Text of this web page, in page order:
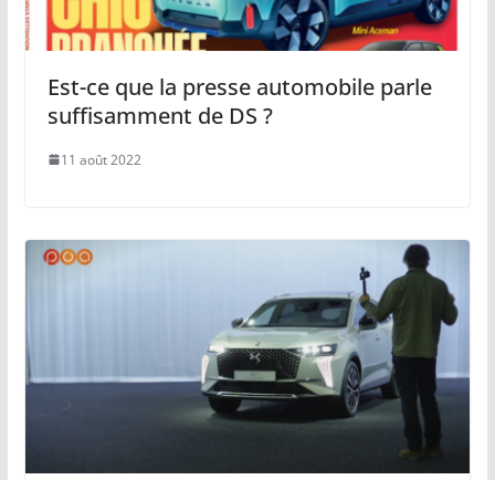
Est-ce que la presse automobile parle
suffisamment de DS ?
11 août 2022